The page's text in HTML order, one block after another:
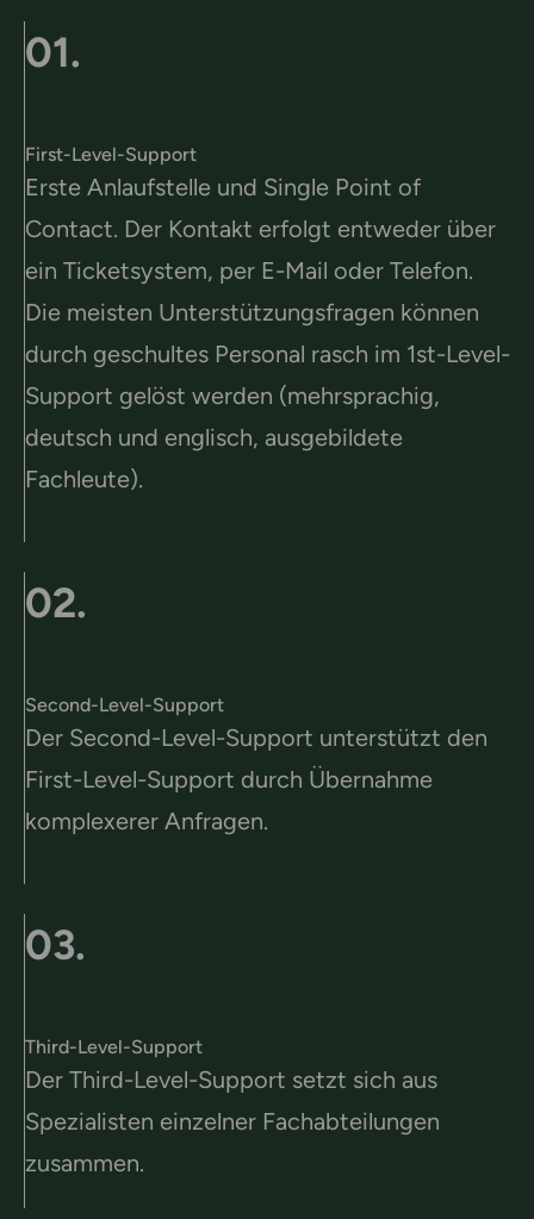
01.
First-Level-Support
Erste Anlaufstelle und Single Point of
Contact. Der Kontakt erfolgt entweder über
ein Ticketsystem, per E-Mail oder Telefon.
Die meisten Unterstützungsfragen können
durch geschultes Personal rasch im 1st-Level-
Support gelöst werden (mehrsprachig,
deutsch und englisch, ausgebildete
Fachleute).
02.
Second-Level-Support
Der Second-Level-Support unterstützt den
First-Level-Support durch Übernahme
komplexerer Anfragen.
03.
Third-Level-Support
Der Third-Level-Support setzt sich aus
Spezialisten einzelner Fachabteilungen
zusammen.